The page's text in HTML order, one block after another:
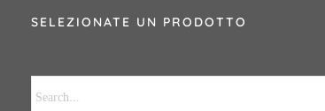
SELEZIONATE UN PRODOTTO